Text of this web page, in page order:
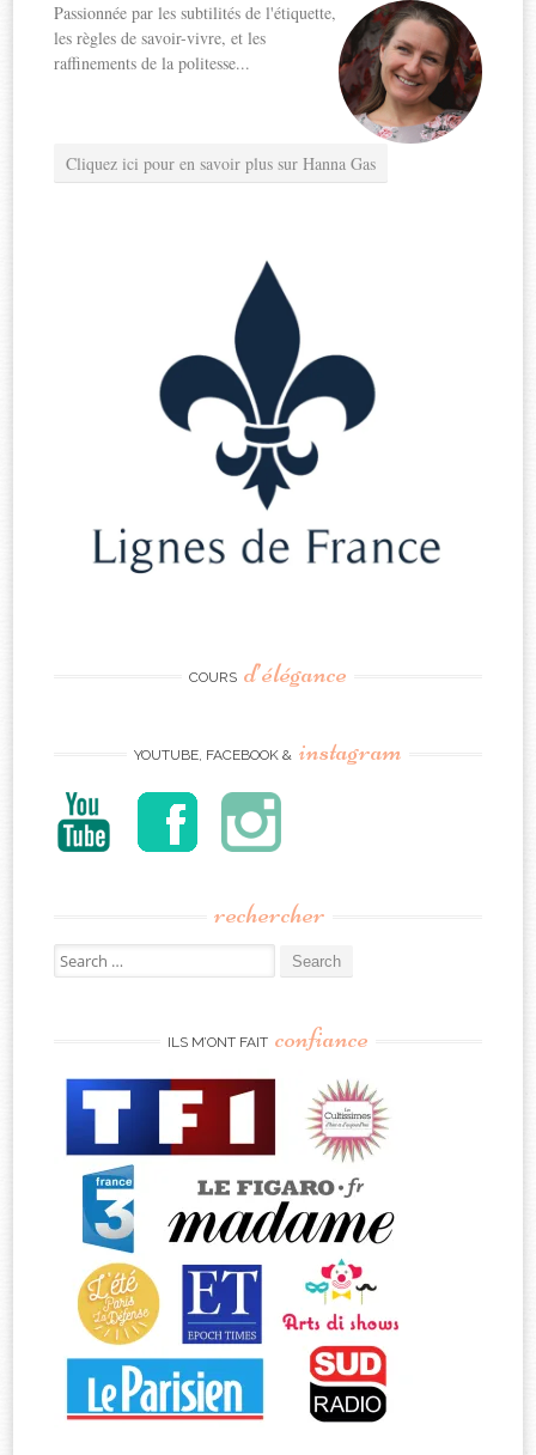
Passionnée par les subtilités de l'étiquette,
les règles de savoir-vivre, et les
raffinements de la politesse...
Cliquez ici pour en savoir plus sur Hanna Gas
COURS d’élégance
YOUTUBE, FACEBOOK & instagram
rechercher
Search
for:
ILS M’ONT FAIT confiance